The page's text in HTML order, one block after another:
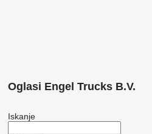
Oglasi Engel Trucks B.V.
Iskanje